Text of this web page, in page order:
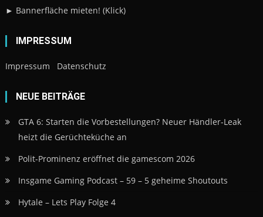
► Bannerfläche mieten! (Klick)
IMPRESSUM
Impressum Datenschutz
NEUE BEITRÄGE
GTA 6: Starten die Vorbestellungen? Neuer Händler-Leak
heizt die Gerüchteküche an
Polit-Prominenz eröffnet die gamescom 2026
Insgame Gaming Podcast – 59 – 5 geheime Shoutouts
Hytale – Lets Play Folge 4